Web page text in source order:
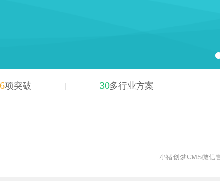
6项突破 30多行业方案
小猪创梦CMS微信